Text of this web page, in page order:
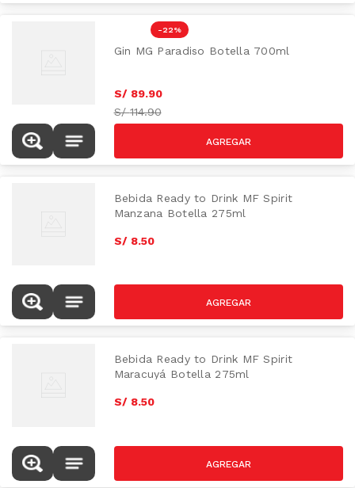
-22 %
Gin MG Paradiso Botella 700ml
S/ 89.90
S/114.90
Bebida Ready to Drink MF Spirit
Manzana Botella 275ml
S/ 8.50
Bebida Ready to Drink MF Spirit
Maracuyá Botella 275ml
S/ 8.50